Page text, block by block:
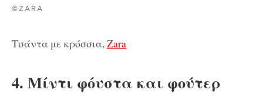
©ZARA
Τσάντα με κρόσσια,Zara
4. Μίντι φόυστα και φούτερ